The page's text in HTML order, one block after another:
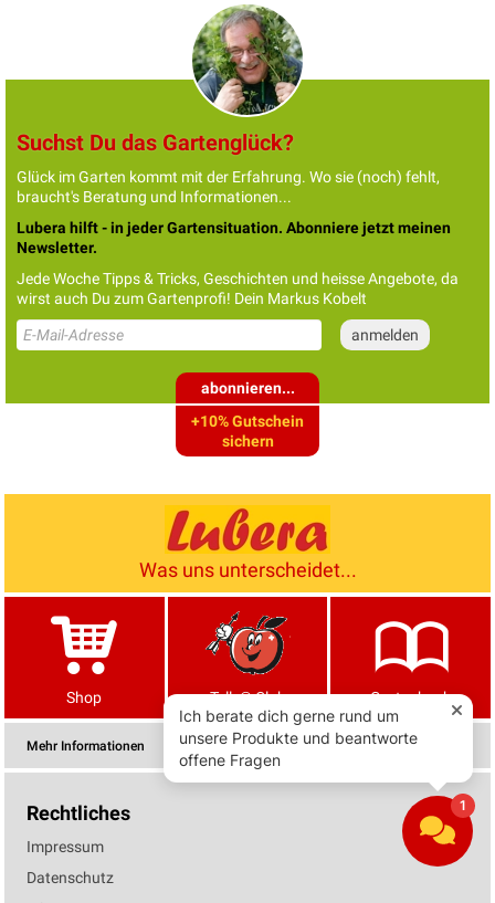
Suchst Du das Gartenglück?
Glück im Garten kommt mit der Erfahrung. Wo sie (noch) fehlt,
braucht's Beratung und Informationen...
Lubera hilft - in jeder Gartensituation. Abonniere jetzt meinen
Newsletter.
Jede Woche Tipps & Tricks, Geschichten und heisse Angebote, da
wirst auch Du zum Gartenprofi! Dein Markus Kobelt
abonnieren...
+10% Gutschein
sichern
Was uns unterscheidet...
Shop Tells® Club Gartenbuch
Mehr Informationen
Rechtliches
Impressum
Datenschutz